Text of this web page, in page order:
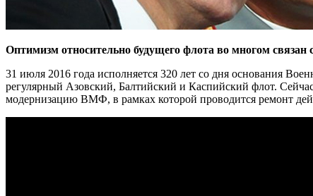
Оптимизм относительно будущего флота во многом
31 июля 2016 года исполняется 320 лет со дня основания
регулярный Азовский, Балтийский и Каспийский флот.
модернизацию ВМФ, в рамках которой проводится ремонт